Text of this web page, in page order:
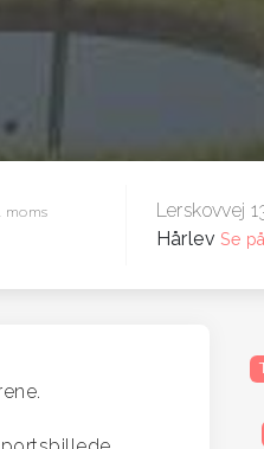
moms
Lerskovvej
Hårlev Se